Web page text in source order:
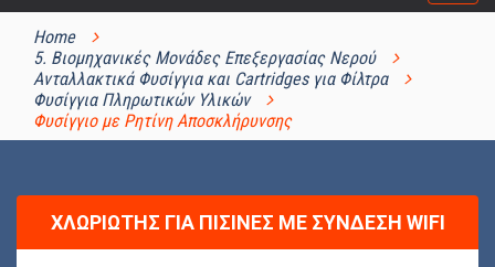
Home
5. Βιομηχανικές Μονάδες Επεξεργασίας Νερού
Ανταλλακτικά Φυσίγγια και Cartridges για Φίλτρα
Φυσίγγια Πληρωτικών Υλικών
Φυσίγγιο με Ρητίνη Αποσκλήρυνσης
ΧΛΩΡΙΩΤΉΣ ΓΙΑ ΠΙΣΊΝΕΣ ΜΕ ΣΎΝΔΕΣΗ WIFI